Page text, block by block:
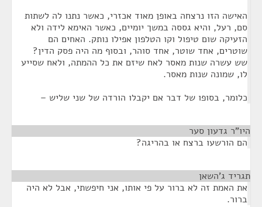
האישה הזו נרצחה באופן מאוד אכזרי, כאשר נתנו לה לשתות
סם, רעל, והיא גססה במשך יומיים, כאשר האימא לידה ולא
הזעיקה שום טיפול וקו הטלפון אפילו נותק. האחים הם
שוטרים, אחד שוטר, אחד סוהר, ובסוף מה היה פסק הדין?
שש עשרה שנות מאסר לאח שיזם את כל ההמתה, ולאח שסייע
לו, שמונה שנות מאסר.
כלומר, בסופו של דבר אם יקבלו הורדה של שני שליש –
היו"ר גדעון סער
הם הורשעו ברצח או בהריגה?
תגריד ג'השאן
את האמת זה לא ברור על פי אותו, אני חיפשתי, אבל לא היה
ברור.